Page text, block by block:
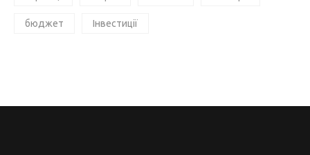
бюджет Інвестиції